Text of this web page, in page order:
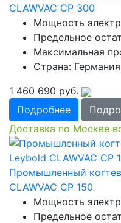
CLAWVAC CP 300
Мощность
Предельное
Максимальная
Страна: Германия
1 460 690 руб.
Подробнее
Доставка по Москве
Промышленный
CLAWVAC CP 150
Мощность
Предельное